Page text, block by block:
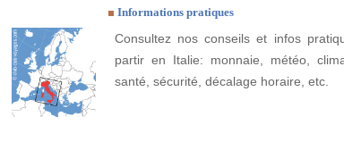
Informations pratiques
Consultez nos conseils et infos
partir en Italie: monnaie, météo,
santé, sécurité, décalage horaire, etc.